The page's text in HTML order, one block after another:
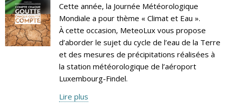
Cette année, la Journée Météorologique
Mondiale a pour thème « Climat et Eau ».
À cette occasion, MeteoLux vous propose
d’aborder le sujet du cycle de l’eau de la Terre
et des mesures de précipitations réalisées à
la station météorologique de l’aéroport
Luxembourg-Findel.
Lire plus